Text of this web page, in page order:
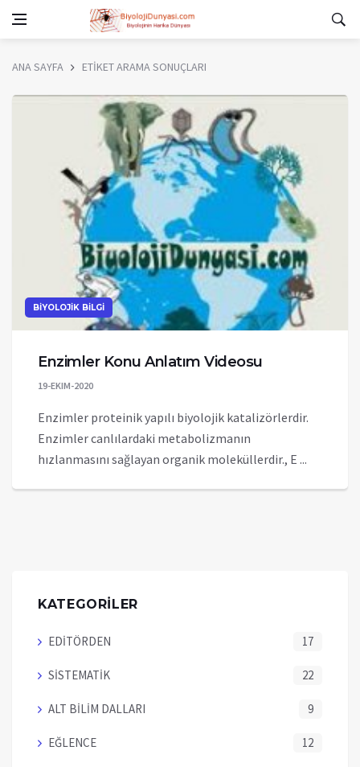
ANA SAYFA ETİKET ARAMA SONUÇLARI
BİYOLOJİK BİLGİ
Enzimler Konu Anlatım Videosu
19-EKIM-2020
Enzimler proteinik yapılı biyolojik katalizörlerdir.
Enzimler canlılardaki metabolizmanın
hızlanmasını sağlayan organik moleküllerdir., E ...
KATEGORİLER
EDİTÖRDEN 17
SİSTEMATİK 22
ALT BİLİM DALLARI 9
EĞLENCE 12